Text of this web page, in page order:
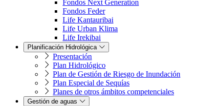
Fondos Next Generation
Fondos Feder
Life Kantauribai
Life Urban Klima
Life Irekibai
Planificación Hidrológica
Presentación
Plan Hidrológico
Plan de Gestión de Riesgo de Inundación
Plan Especial de Sequías
Planes de otros ámbitos competenciales
Gestión de aguas